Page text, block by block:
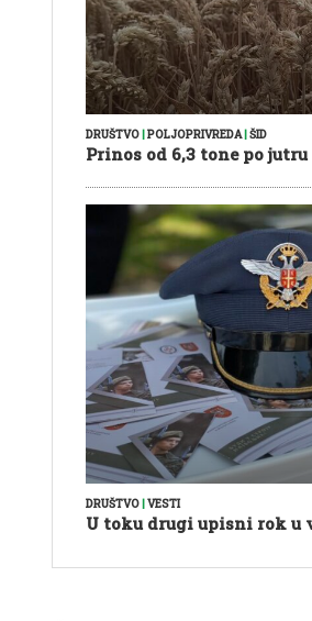
DRUŠTVO|POLJOPRIVREDA|ŠID
Prinos od 6,3 tone po
DRUŠTVO VESTI
U toku drugi upisni rok u